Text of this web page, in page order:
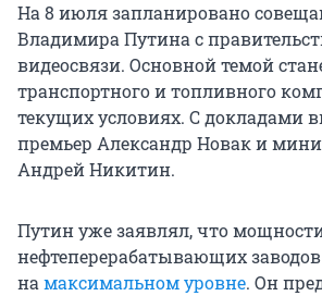
На 8 июля запланировано
Владимира Путина с
видеосвязи. Основной темой
транспортного и топливного
текущих условиях. С докладами
премьер Александр Новак и
Андрей Никитин.
Путин уже заявлял, что
нефтеперерабатывающих
намаксимальном уровне. Он